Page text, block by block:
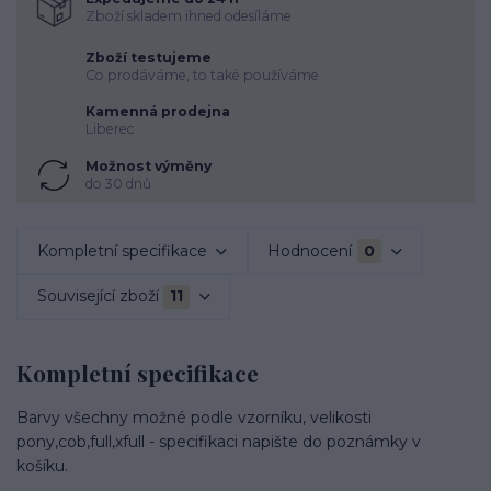
Zboží skladem ihned odesíláme
Zboží testujeme
Co prodáváme, to také používáme
Kamenná prodejna
Liberec
Možnost výměny
do 30 dnů
Kompletní specifikace Hodnocení 0
Související zboží 11
Kompletní specifikace
Barvy všechny možné podle vzorníku, velikosti
pony,cob,full,xfull - specifikaci napište do poznámky v
košíku.